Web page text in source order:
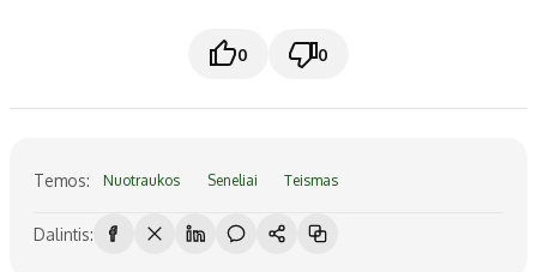
0 0
Temos: Nuotraukos Seneliai Teismas
Dalintis: